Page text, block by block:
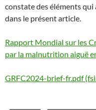
constate des éléments
dans le présent article.
Rapport Mondial sur les
par la malnutrition aiguë
GRFC2024-brief-fr.pdf